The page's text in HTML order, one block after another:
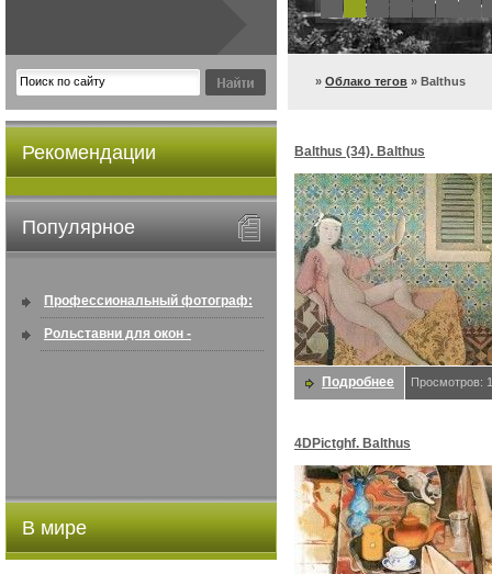
» Облако тегов » Balthus
Рекомендации
Популярное
Профессиональный фотограф:
искусство создавать снимки, ...
Рольставни для окон -
В мире
Balthus (34). Balthus
Подробнее Просмотров:
4DPictghf. Balthus